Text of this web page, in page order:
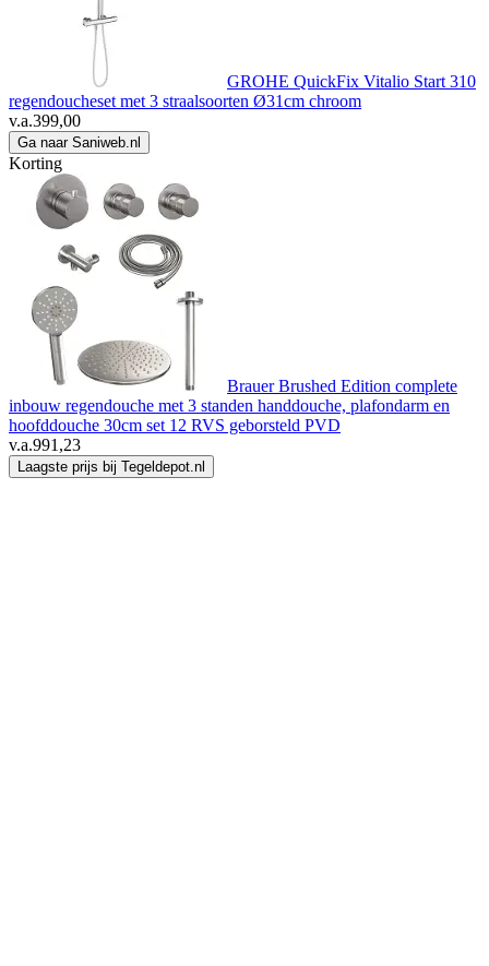
GROHE QuickFix Vitalio Start 310
regendoucheset met 3 straalsoorten Ø31cm chroom
v.a.399,00
Ga naar Saniweb.nl
Korting
Brauer Brushed Edition complete
inbouw regendouche met 3 standen handdouche, plafondarm en
hoofddouche 30cm set 12 RVS geborsteld PVD
v.a.991,23
Laagste prijs bij Tegeldepot.nl